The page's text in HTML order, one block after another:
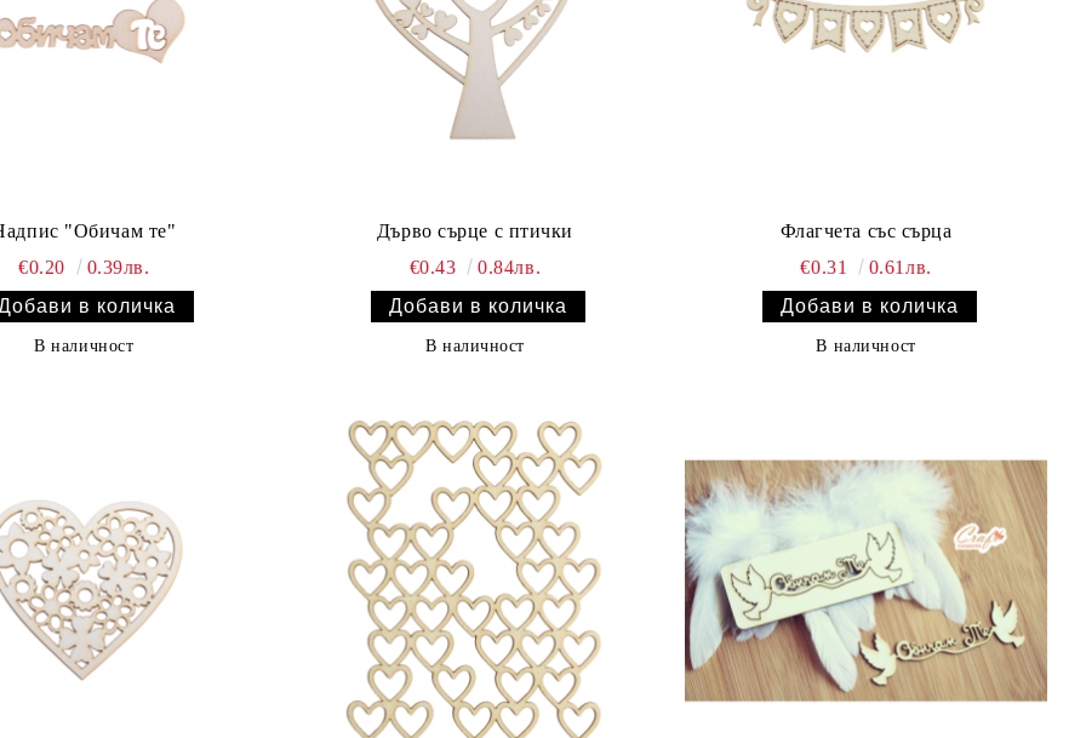
"Обичам те"
€0.20
0.39лв.
В наличност
Дърво сърце с птички
€0.43
0.84лв.
В наличност
Флагчета със сърца
€0.31
0.61лв.
В наличност